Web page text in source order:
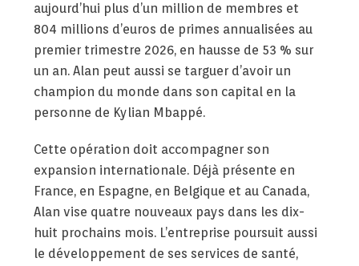
aujourd’hui plus d’un million de membres et
804 millions d’euros de primes annualisées au
premier trimestre 2026, en hausse de 53 % sur
un an. Alan peut aussi se targuer d’avoir un
champion du monde dans son capital en la
personne de Kylian Mbappé.
Cette opération doit accompagner son
expansion internationale. Déjà présente en
France, en Espagne, en Belgique et au Canada,
Alan vise quatre nouveaux pays dans les dix-
huit prochains mois. L’entreprise poursuit aussi
le développement de ses services de santé,